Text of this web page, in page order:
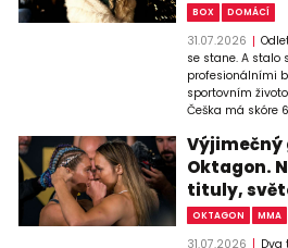
BOX DOMÁCÍ
31.07.2026
se stane. A stalo
profesionálními
sportovním
Češka má skóre
Výjimečný
Oktagon.
tituly,
OKTAGON MMA
31.07.2026
Dva